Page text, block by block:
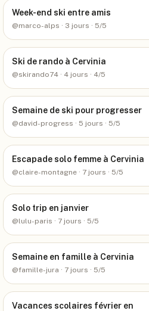
Week-end ski entre amis
@marco-alps · 3 jours · 5/5
Ski de rando à Cervinia
@skirando74· 4 jours · 4/5
Semaine de ski pour progresser
@david-progress · 5 jours · 5/5
Escapade solo femme à Cervinia
@claire-montagne· 7 jours · 5/5
Solo trip en janvier
@lulu-paris · 7 jours · 5/5
Semaine en famille à Cervinia
@famille-jura · 7 jours · 5/5
Vacances scolaires février en